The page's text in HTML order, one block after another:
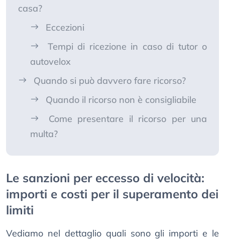
casa?
Eccezioni
Tempi di ricezione in caso di tutor o
autovelox
Quando si può davvero fare ricorso?
Quando il ricorso non è consigliabile
Come presentare il ricorso per una
multa?
Le sanzioni per eccesso di velocità:
importi e costi per il superamento dei
limiti
Vediamo nel dettaglio quali sono gli importi e le